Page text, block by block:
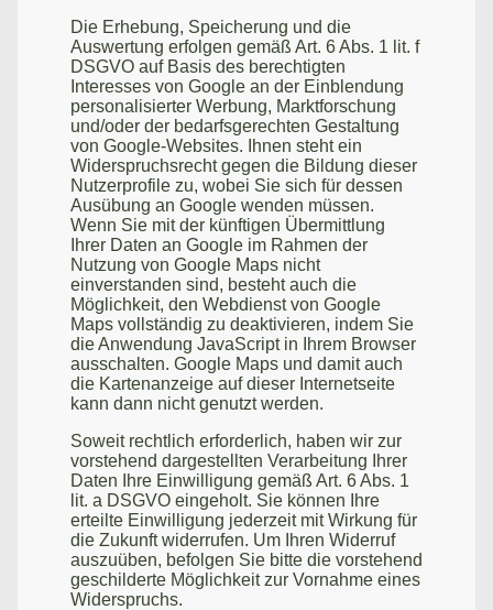
Die Erhebung, Speicherung und die
Auswertung erfolgen gemäß Art. 6 Abs. 1 lit. f
DSGVO auf Basis des berechtigten
Interesses von Google an der Einblendung
personalisierter Werbung, Marktforschung
und/oder der bedarfsgerechten Gestaltung
von Google-Websites. Ihnen steht ein
Widerspruchsrecht gegen die Bildung dieser
Nutzerprofile zu, wobei Sie sich für dessen
Ausübung an Google wenden müssen.
Wenn Sie mit der künftigen Übermittlung
Ihrer Daten an Google im Rahmen der
Nutzung von Google Maps nicht
einverstanden sind, besteht auch die
Möglichkeit, den Webdienst von Google
Maps vollständig zu deaktivieren, indem Sie
die Anwendung JavaScript in Ihrem Browser
ausschalten. Google Maps und damit auch
die Kartenanzeige auf dieser Internetseite
kann dann nicht genutzt werden.
Soweit rechtlich erforderlich, haben wir zur
vorstehend dargestellten Verarbeitung Ihrer
Daten Ihre Einwilligung gemäß Art. 6 Abs. 1
lit. a DSGVO eingeholt. Sie können Ihre
erteilte Einwilligung jederzeit mit Wirkung für
die Zukunft widerrufen. Um Ihren Widerruf
auszuüben, befolgen Sie bitte die vorstehend
geschilderte Möglichkeit zur Vornahme eines
Widerspruchs.